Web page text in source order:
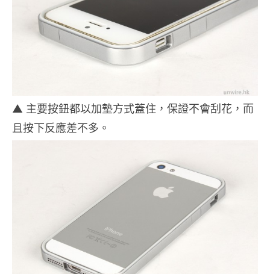
▲ 主要按鈕都以加墊方式蓋住，保證不會刮花，而
且按下反應差不多。